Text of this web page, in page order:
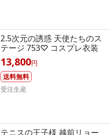
2.5次元の誘惑 天使たちのス
テージ 753♡ コスプレ衣装
13,800円
送料無料
受注生産
テニスの王子様 越前リョー